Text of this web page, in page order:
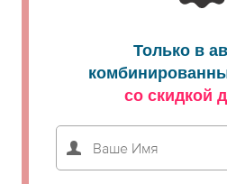
Только в
со скидкой